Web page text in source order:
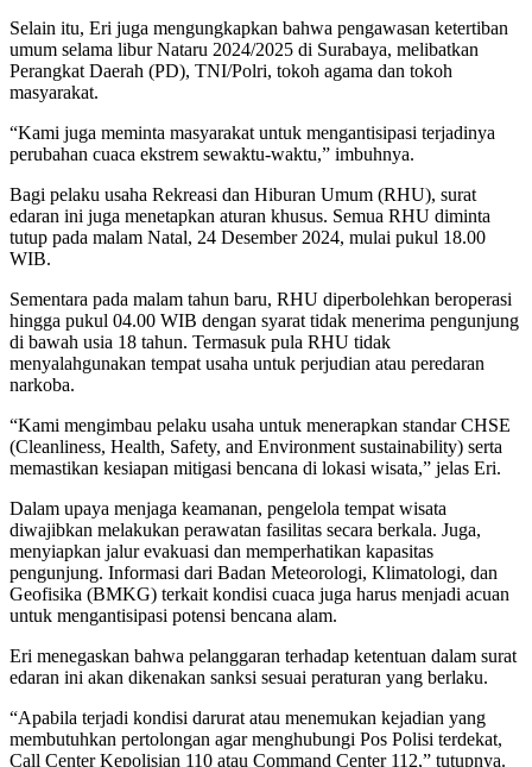
Selain itu, Eri juga mengungkapkan bahwa pengawasan ketertiban
umum selama libur Nataru 2024/2025 di Surabaya, melibatkan
Perangkat Daerah (PD), TNI/Polri, tokoh agama dan tokoh
masyarakat.
“Kami juga meminta masyarakat untuk mengantisipasi terjadinya
perubahan cuaca ekstrem sewaktu-waktu,” imbuhnya.
Bagi pelaku usaha Rekreasi dan Hiburan Umum (RHU), surat
edaran ini juga menetapkan aturan khusus. Semua RHU diminta
tutup pada malam Natal, 24 Desember 2024, mulai pukul 18.00
WIB.
Sementara pada malam tahun baru, RHU diperbolehkan beroperasi
hingga pukul 04.00 WIB dengan syarat tidak menerima pengunjung
di bawah usia 18 tahun. Termasuk pula RHU tidak
menyalahgunakan tempat usaha untuk perjudian atau peredaran
narkoba.
“Kami mengimbau pelaku usaha untuk menerapkan standar CHSE
(Cleanliness, Health, Safety, and Environment sustainability) serta
memastikan kesiapan mitigasi bencana di lokasi wisata,” jelas Eri.
Dalam upaya menjaga keamanan, pengelola tempat wisata
diwajibkan melakukan perawatan fasilitas secara berkala. Juga,
menyiapkan jalur evakuasi dan memperhatikan kapasitas
pengunjung. Informasi dari Badan Meteorologi, Klimatologi, dan
Geofisika (BMKG) terkait kondisi cuaca juga harus menjadi acuan
untuk mengantisipasi potensi bencana alam.
Eri menegaskan bahwa pelanggaran terhadap ketentuan dalam surat
edaran ini akan dikenakan sanksi sesuai peraturan yang berlaku.
“Apabila terjadi kondisi darurat atau menemukan kejadian yang
membutuhkan pertolongan agar menghubungi Pos Polisi terdekat,
Call Center Kepolisian 110 atau Command Center 112,” tutupnya.